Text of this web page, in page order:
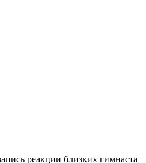
реакции близких гимнаста